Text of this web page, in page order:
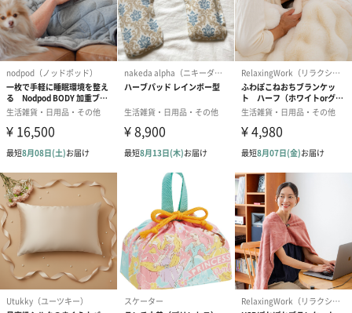
す。
蓋をスライドすると飲み口があります。
BRUNOのロゴがワンポイント。
パッキンは取り外して洗えるので、衛生的にお使いいただけま
カラー